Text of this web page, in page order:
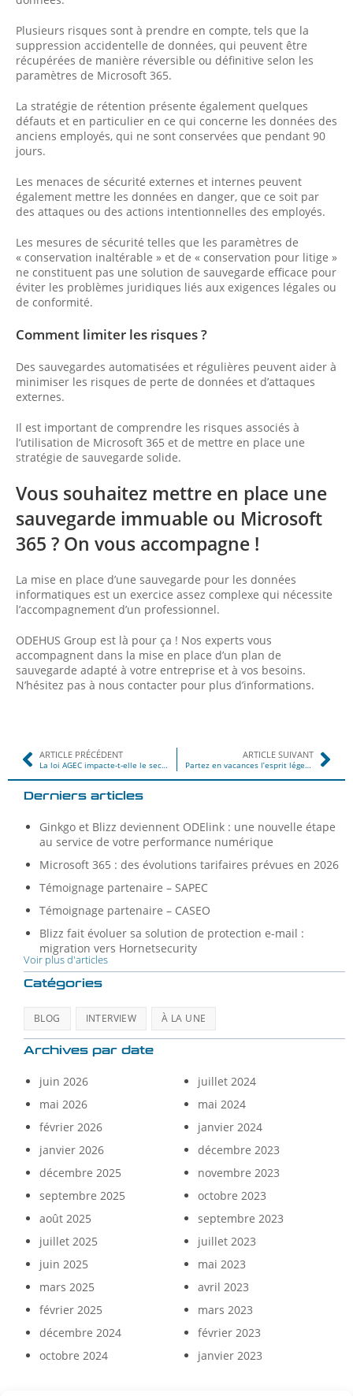
Plusieurs risques sont à prendre en compte, tels que la
suppression accidentelle de données, qui peuvent être
récupérées de manière réversible ou définitive selon les
paramètres de Microsoft 365.
La stratégie de rétention présente également quelques
défauts et en particulier en ce qui concerne les données des
anciens employés, qui ne sont conservées que pendant 90
jours.
Les menaces de sécurité externes et internes peuvent
également mettre les données en danger, que ce soit par
des attaques ou des actions intentionnelles des employés.
Les mesures de sécurité telles que les paramètres de
« conservation inaltérable » et de « conservation pour litige »
ne constituent pas une solution de sauvegarde efficace pour
éviter les problèmes juridiques liés aux exigences légales ou
de conformité.
Comment limiter les risques ?
Des sauvegardes automatisées et régulières peuvent aider à
minimiser les risques de perte de données et d’attaques
externes.
Il est important de comprendre les risques associés à
l’utilisation de Microsoft 365 et de mettre en place une
stratégie de sauvegarde solide.
Vous souhaitez mettre en place une
sauvegarde immuable ou Microsoft
365 ? On vous accompagne !
La mise en place d’une sauvegarde pour les données
informatiques est un exercice assez complexe qui nécessite
l’accompagnement d’un professionnel.
ODEHUS Group est là pour ça ! Nos experts vous
accompagnent dans la mise en place d’un plan de
sauvegarde adapté à votre entreprise et à vos besoins.
N’hésitez pas à nous contacter pour plus d’informations.
ARTICLE PRÉCÉDENT
La loi AGEC impacte-t-elle le secteur de l’IT (Information Technology) ?
ARTICLE SUIVANT
Partez en vacances l’esprit léger avec Wildix et Microsoft 365
Derniers articles
Ginkgo et Blizz deviennent ODElink : une nouvelle étape
au service de votre performance numérique
Microsoft 365 : des évolutions tarifaires prévues en 2026
Témoignage partenaire – SAPEC
Témoignage partenaire – CASEO
Blizz fait évoluer sa solution de protection e-mail :
migration vers Hornetsecurity
Voir plus d'articles
Catégories
BLOG INTERVIEW À LA UNE
Archives par date
juin 2026
mai 2026
février 2026
janvier 2026
décembre 2025
septembre 2025
août 2025
juillet 2025
juin 2025
mars 2025
février 2025
décembre 2024
octobre 2024
juillet 2024
mai 2024
janvier 2024
décembre 2023
novembre 2023
octobre 2023
septembre 2023
juillet 2023
mai 2023
avril 2023
mars 2023
février 2023
janvier 2023